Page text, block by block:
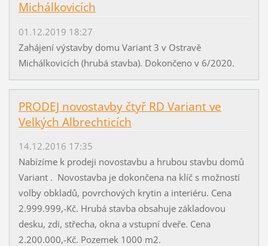
Michálkovicích
01.12.2019 18:27
Zahájení výstavby domu Variant 3 v Ostravě
Michálkovicích (hrubá stavba). Dokončeno v 6/2020.
PRODEJ novostavby čtyř RD Variant ve
Velkých Albrechticích
14.12.2016 17:35
Nabízíme k prodeji novostavbu a hrubou stavbu domů
Variant . Novostavba je dokončena na klíč s možností
volby obkladů, povrchových krytin a interiéru. Cena
2.999.999,-Kč. Hrubá stavba obsahuje základovou
desku, zdi, střecha, okna a vstupní dveře. Cena
2.200.000,-Kč. Pozemek 1000 m2.